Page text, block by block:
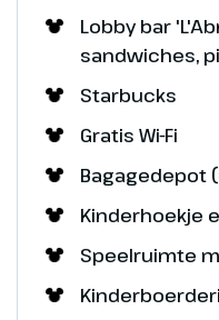
Lobby bar
sandwiches,
Starbucks
Gratis Wi-Fi
Bagagedepot
Kinderhoekje
Speelruimte